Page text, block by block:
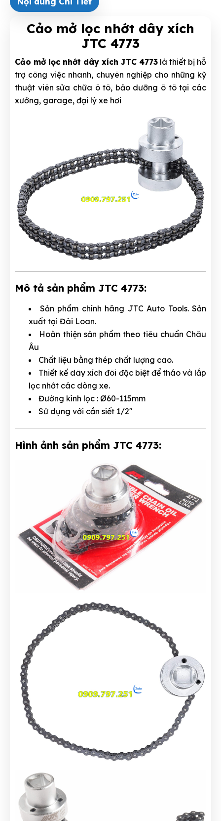
Cảo mở lọc nhớt dây xích
JTC 4773
Cảo mở lọc nhớt dây xích JTC 4773 là thiết bị hỗ
trợ công việc nhanh, chuyên nghiệp cho những kỹ
thuật viên sửa chữa ô tô, bảo dưỡng ô tô tại các
xưởng, garage, đại lý xe hơi
Mô tả sản phẩm JTC 4773:
Sản phẩm chính hãng JTC Auto Tools. Sản
xuất tại Đài Loan.
Hoàn thiện sản phẩm theo tiêu chuẩn Châu
Âu
Chất liệu bằng thép chất lượng cao.
Thiết kế dây xích đôi đặc biệt để tháo và lắp
lọc nhớt các dòng xe.
Đường kính lọc : Ø60-115mm
Sử dụng với cần siết 1/2″
Hình ảnh sản phẩm JTC 4773: